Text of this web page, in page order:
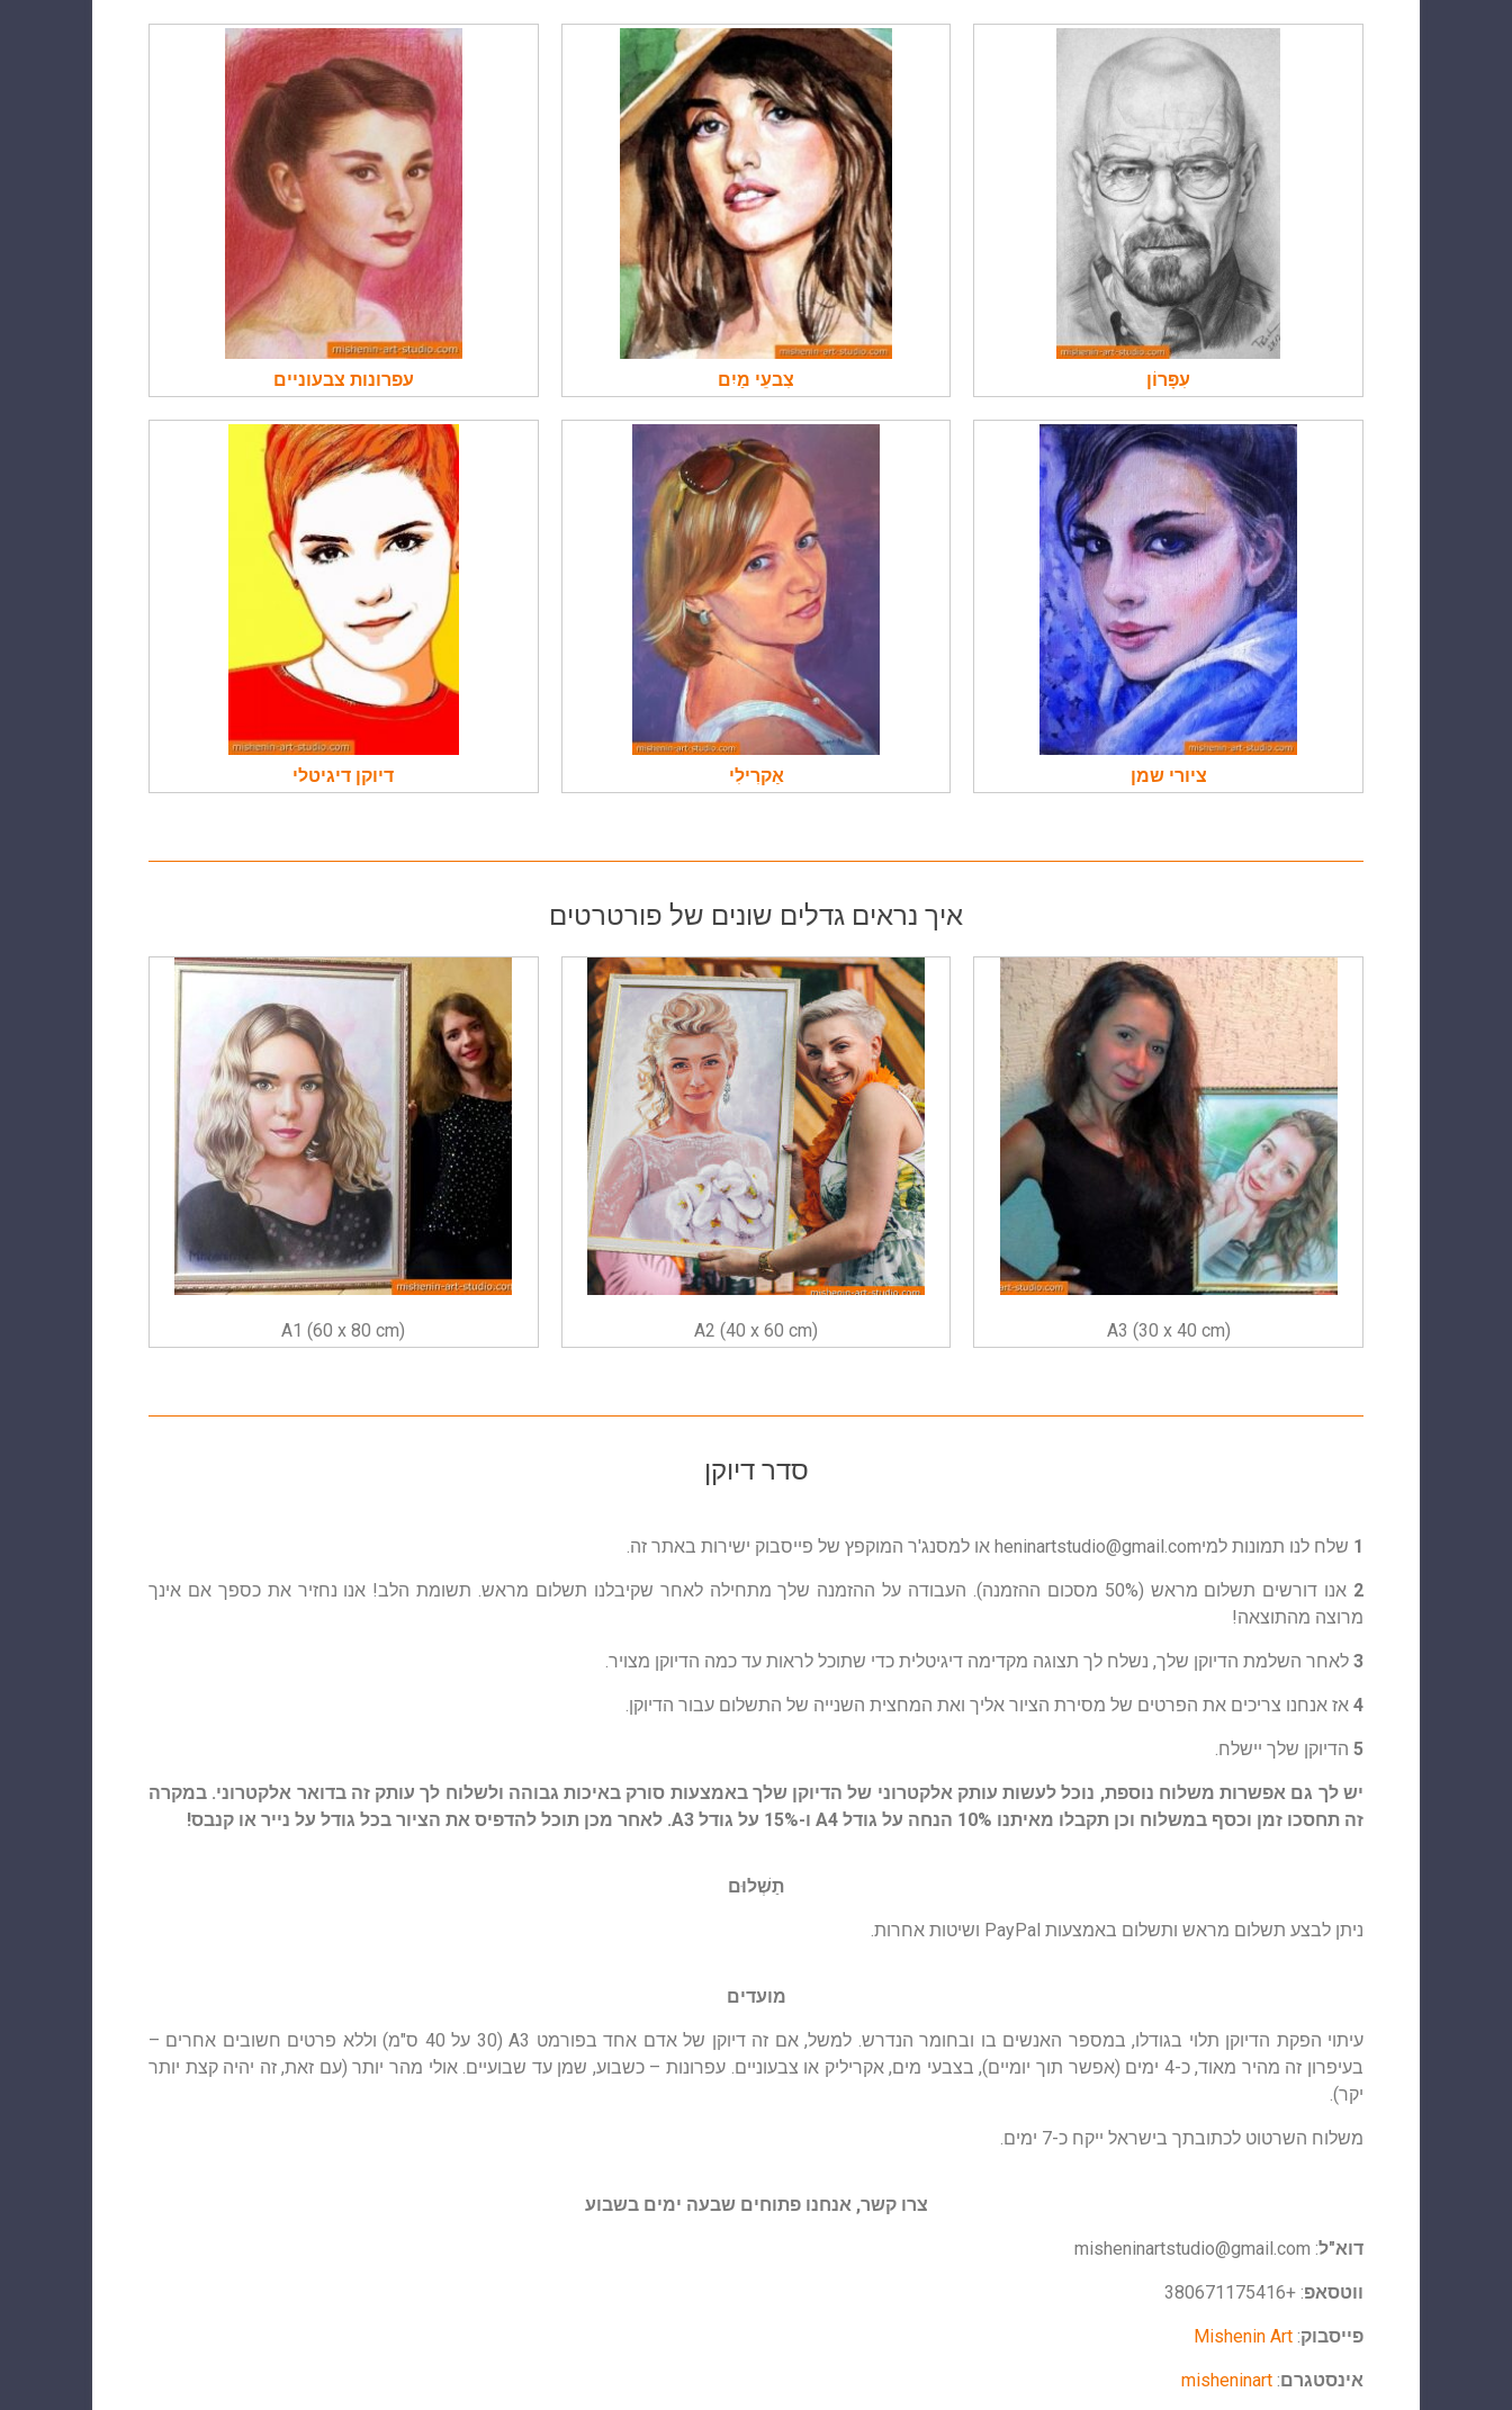
עִפָּרוֹן צִבעֵי מַיִם עפרונות צבעוניים
ציורי שמן אַקרִילִי דיוקן דיגיטלי
איך נראים גדלים שונים של פורטרטים
A3 (30 x 40 cm)
A2 (40 x 60 cm)
A1 (60 x 80 cm)
סדר דיוקן
1 שלח לנו תמונות למיheninartstudio@gmail.com או למסנג'ר המוקפץ של פייסבוק ישירות באתר זה.
2
אנו דורשים תשלום מראש (50% מסכום ההזמנה). העבודה על ההזמנה שלך מתחילה לאחר שקיבלנו תשלום מראש. תשומת הלב! אנו נחזיר את כספך אם אינך
מרוצה מהתוצאה!
3 לאחר השלמת הדיוקן שלך, נשלח לך תצוגה מקדימה דיגיטלית כדי שתוכל לראות עד כמה הדיוקן מצויר.
4 אז אנחנו צריכים את הפרטים של מסירת הציור אליך ואת המחצית השנייה של התשלום עבור הדיוקן.
5 הדיוקן שלך יישלח.
יש לך גם אפשרות משלוח נוספת, נוכל לעשות עותק אלקטרוני של הדיוקן שלך באמצעות סורק באיכות גבוהה ולשלוח לך עותק זה בדואר אלקטרוני. במקרה
זה תחסכו זמן וכסף במשלוח וכן תקבלו מאיתנו 10% הנחה על גודל A4 ו-15% על גודל A3. לאחר מכן תוכל להדפיס את הציור בכל גודל על נייר או קנבס!
תַשְׁלוּם
ניתן לבצע תשלום מראש ותשלום באמצעות PayPal ושיטות אחרות.
מועדים
עיתוי הפקת הדיוקן תלוי בגודלו, במספר האנשים בו ובחומר הנדרש. למשל, אם זה דיוקן של אדם אחד בפורמט A3 (30 על 40 ס"מ) וללא פרטים חשובים אחרים –
בעיפרון זה מהיר מאוד, כ-4 ימים (אפשר תוך יומיים), בצבעי מים, אקריליק או צבעוניים. עפרונות – כשבוע, שמן עד שבועיים. אולי מהר יותר (עם זאת, זה יהיה קצת יותר
יקר).
משלוח השרטוט לכתובתך בישראל ייקח כ-7 ימים.
צרו קשר, אנחנו פתוחים שבעה ימים בשבוע
דוא"ל:
misheninartstudio@gmail.com
ווטסאפ: +380671175416
פייסבוק:
Mishenin Art
אינסטגרם:
misheninart